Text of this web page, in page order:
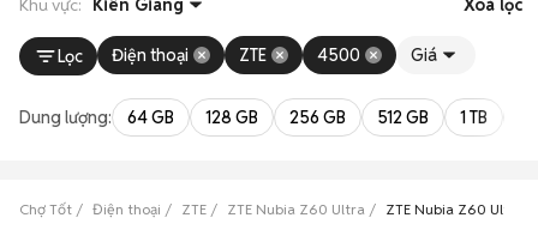
Khu vực: Kiên Giang Xoá lọc
Lọc Điện thoại ZTE 4500 Giá
Dung lượng: 64 GB 128 GB 256 GB 512 GB 1 TB
Chợ Tốt Điện thoại ZTE ZTE Nubia Z60 Ultra ZTE Nubia Z60 Ultra